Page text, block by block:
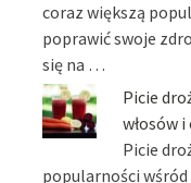
coraz większą
poprawić swoje
się na …
Picie
włosów
Picie
popularności wśród